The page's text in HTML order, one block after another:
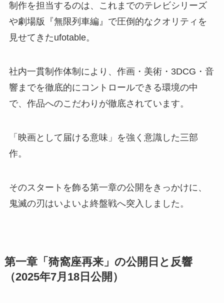
制作を担当するのは、これまでのテレビシリーズ
や劇場版『無限列車編』で圧倒的なクオリティを
見せてきたufotable。
社内一貫制作体制により、作画・美術・3DCG・音
響までを徹底的にコントロールできる環境の中
で、作品へのこだわりが徹底されています。
「映画として届ける意味」を強く意識した三部
作。
そのスタートを飾る第一章の公開をきっかけに、
鬼滅の刃はいよいよ終盤戦へ突入しました。
第一章「猗窩座再来」の公開日と反響
（2025年7月18日公開）